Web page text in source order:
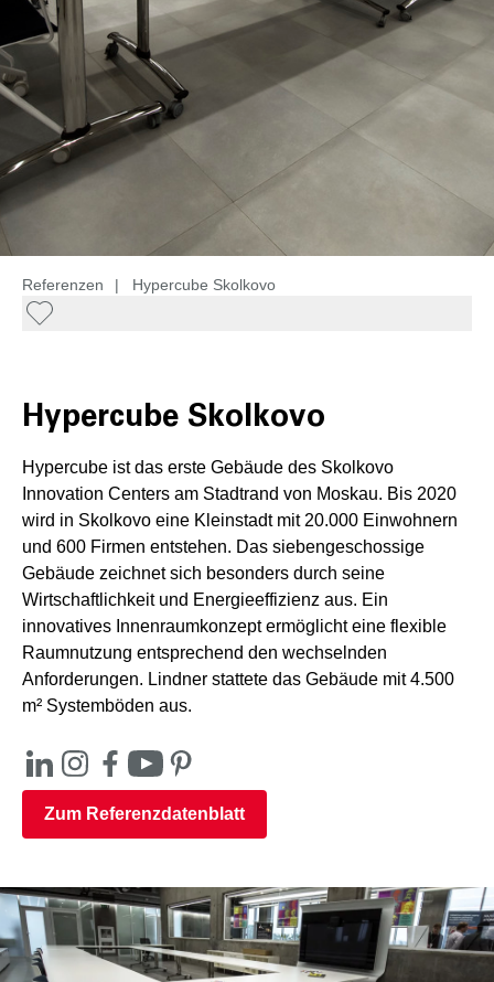
Referenzen | Hypercube Skolkovo
Hypercube Skolkovo
Hypercube ist das erste Gebäude des Skolkovo
Innovation Centers am Stadtrand von Moskau. Bis 2020
wird in Skolkovo eine Kleinstadt mit 20.000 Einwohnern
und 600 Firmen entstehen. Das siebengeschossige
Gebäude zeichnet sich besonders durch seine
Wirtschaftlichkeit und Energieeffizienz aus. Ein
innovatives Innenraumkonzept ermöglicht eine flexible
Raumnutzung entsprechend den wechselnden
Anforderungen. Lindner stattete das Gebäude mit 4.500
m² Systemböden aus.
Zum Referenzdatenblatt